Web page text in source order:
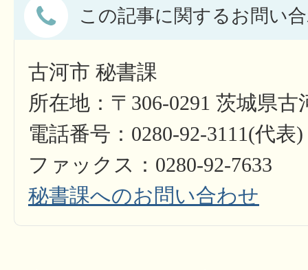
この記事に関するお問い
古河市 秘書課
所在地：〒306-0291 茨城県
電話番号：0280-92-3111(代表)
ファックス：0280-92-7633
秘書課へのお問い合わせ